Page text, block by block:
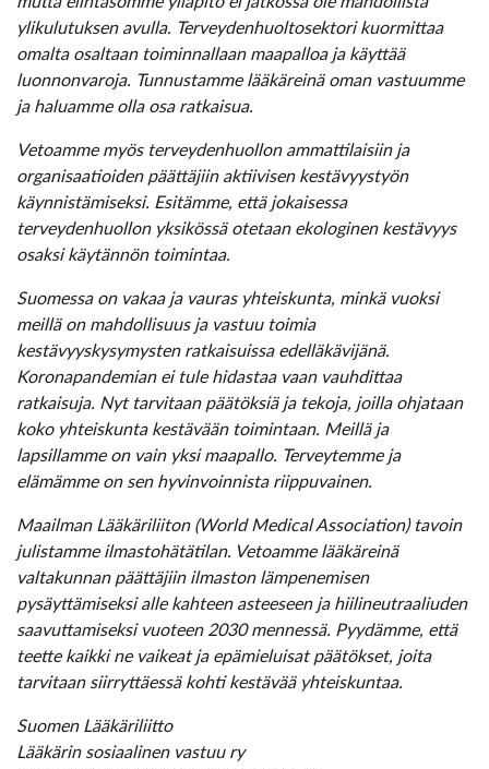
ylikulutuksen avulla. Terveydenhuoltosektori kuormittaa
omalta osaltaan toiminnallaan maapalloa ja käyttää
luonnonvaroja. Tunnustamme lääkäreinä oman vastuumme
ja haluamme olla osa ratkaisua.
Vetoamme myös terveydenhuollon ammattilaisiin ja
organisaatioiden päättäjiin aktiivisen kestävyystyön
käynnistämiseksi. Esitämme, että jokaisessa
terveydenhuollon yksikössä otetaan ekologinen kestävyys
osaksi käytännön toimintaa.
Suomessa on vakaa ja vauras yhteiskunta, minkä vuoksi
meillä on mahdollisuus ja vastuu toimia
kestävyyskysymysten ratkaisuissa edelläkävijänä.
Koronapandemian ei tule hidastaa vaan vauhdittaa
ratkaisuja. Nyt tarvitaan päätöksiä ja tekoja, joilla ohjataan
koko yhteiskunta kestävään toimintaan. Meillä ja
lapsillamme on vain yksi maapallo. Terveytemme ja
elämämme on sen hyvinvoinnista riippuvainen.
Maailman Lääkäriliiton (World Medical Association) tavoin
julistamme ilmastohätätilan. Vetoamme lääkäreinä
valtakunnan päättäjiin ilmaston lämpenemisen
pysäyttämiseksi alle kahteen asteeseen ja hiilineutraaliuden
saavuttamiseksi vuoteen 2030 mennessä. Pyydämme, että
teette kaikki ne vaikeat ja epämieluisat päätökset, joita
tarvitaan siirryttäessä kohti kestävää yhteiskuntaa.
Suomen Lääkäriliitto
Lääkärin sosiaalinen vastuu ry